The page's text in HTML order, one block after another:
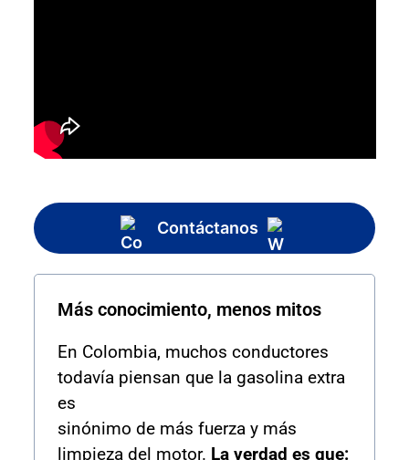
Contáctanos
Más conocimiento, menos mitos
En Colombia, muchos conductores
todavía piensan que la gasolina extra
es
sinónimo de más fuerza y más
limpieza del motor. La verdad es que: